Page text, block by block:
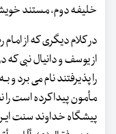
خلیفه دوم، مستند
در کلام دیگری که از
از یوسف و دانیال نبی که
را پذیرفتند نام می برد
مأمون پیدا کرده است را
پیشگاه خداوند سنت ایـن